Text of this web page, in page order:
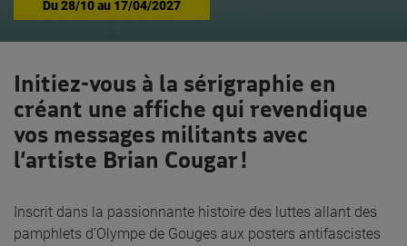
Du28/10au 17/04/2027
Initiez-vous à la sérigraphie en
créant une affiche qui revendique
vos messages militants avec
l’artiste Brian Cougar !
Inscrit dans la passionnante histoire des luttes allant des
pamphlets d’Olympe de Gouges aux posters antifascistes